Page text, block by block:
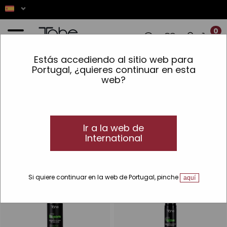
Estás accediendo al sitio web para
Portugal, ¿quieres continuar en esta
web?
Ir a la web de
International
Si quiere continuar en la web de Portugal, pinche aquí
0
LOS PEDIDOS REALIZADOS ENTRE
»Acondicionado
Mejores acondicionadores para el pelo
Selección de mascarillas, lociones y reparadores capilares para
el acondicionado del cabello